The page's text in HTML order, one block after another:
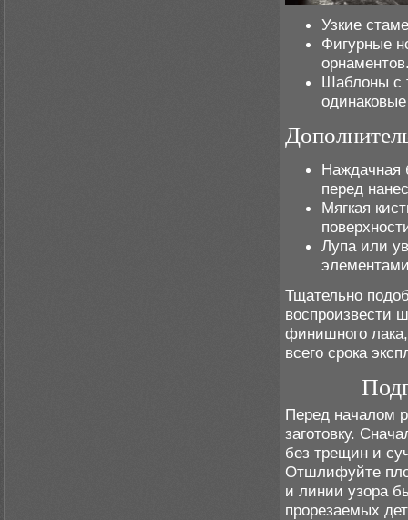
Узкие
Фигурные
Шаблоны с
Наждачная
перед
Мягкая
Лупа или
Тщательно
воспроизвести
финишного
всего срока
Перед началом
заготовку.
без трещин и
Отшлифуйте
и линии узора
прорезаемых